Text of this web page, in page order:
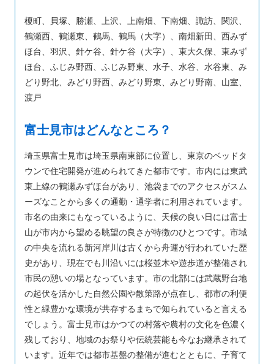
榎町、貝塚、勝瀬、上沢、上南畑、下南畑、諏訪、関沢、
鶴瀬西、鶴瀬東、鶴馬、鶴馬（大字）、南畑新田、西みず
ほ台、羽沢、針ケ谷、針ケ谷（大字）、東大久保、東みず
ほ台、ふじみ野西、ふじみ野東、水子、水谷、水谷東、み
どり野北、みどり野西、みどり野東、みどり野南、山室、
渡戸
富士見市はどんなところ？
埼玉県富士見市は埼玉県南東部に位置し、東京のベッドタ
ウンで住宅開発が進められてきた都市です。市内には東武
東上線の鶴瀬みずほ台があり、池袋までのアクセスがスム
ーズなことから多くの通勤・通学者に利用されています。
市名の由来にもなっているように、天候の良い日には富士
山が市内から望める眺望の良さが特徴のひとつです。市域
の中央を流れる新河岸川は古くから舟運が行われていた歴
史があり、現在でも川沿いには桜並木や遊歩道が整備され
市民の憩いの場となっています。市の北部には武蔵野台地
の起伏を活かした自然公園や散策路が点在し、都市の利便
性と緑豊かな環境が共存するまちで知られていると言える
でしょう。富士見市はかつての村落や農村の文化を色濃く
残しており、地域のお祭りや伝統芸能も今なお継承されて
います。近年では都市基盤の整備が進むとともに、子育て